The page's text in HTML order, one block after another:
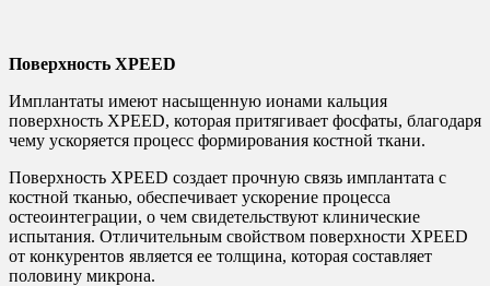
Поверхность XPEED
Имплантаты имеют насыщенную ионами кальция
поверхность XPEED, которая притягивает фосфаты, благодаря
чему ускоряется процесс формирования костной ткани.
Поверхность XPEED создает прочную связь имплантата с
костной тканью, обеспечивает ускорение процесса
остеоинтеграции, о чем свидетельствуют клинические
испытания. Отличительным свойством поверхности XPEED
от конкурентов является ее толщина, которая составляет
половину микрона.